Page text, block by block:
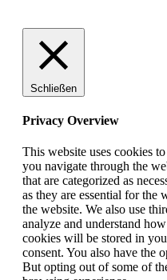
Schließen
Privacy Overview
This website uses cookies
you navigate through the
that are categorized as
as they are essential for
the website. We also use
analyze and understand
cookies will be stored in
consent. You also have the
But opting out of some of